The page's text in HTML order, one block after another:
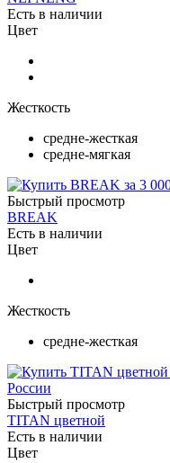
Есть в наличии
Цвет
Жесткость
средне-жесткая
средне-мягкая
Быстрый просмотр
BREAK
Есть в наличии
Цвет
Жесткость
средне-жесткая
Быстрый просмотр
TITAN цветной
Есть в наличии
Цвет